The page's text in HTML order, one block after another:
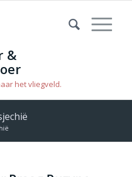
&
het vliegveld.